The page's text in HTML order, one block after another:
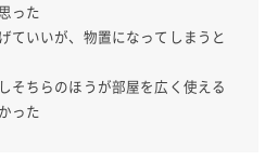
った
ていいが、物置になってしまうと
そちらのほうが部屋を広く使える
った